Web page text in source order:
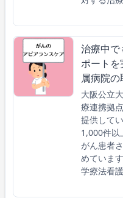
治療中
ポート
属病院の
大阪公立
療連携拠
提供して
1,000件以
がん患者
めていま
学療法看